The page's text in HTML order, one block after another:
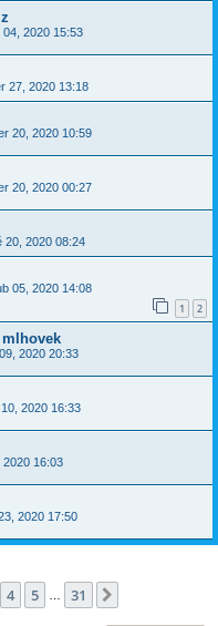
2020 15:53
27, 2020 13:18
20, 2020 10:59
20, 2020 00:27
20, 2020 08:24
05, 2020 14:08
1 2
2020 20:33
2020 16:33
2020 16:03
2020 17:50
314 5 31